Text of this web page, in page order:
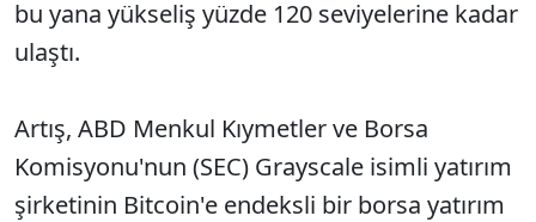
bu yana yükseliş yüzde 120 seviyelerine kadar
ulaştı.
Artış, ABD Menkul Kıymetler ve Borsa
Komisyonu'nun (SEC) Grayscale isimli yatırım
şirketinin Bitcoin'e endeksli bir borsa yatırım